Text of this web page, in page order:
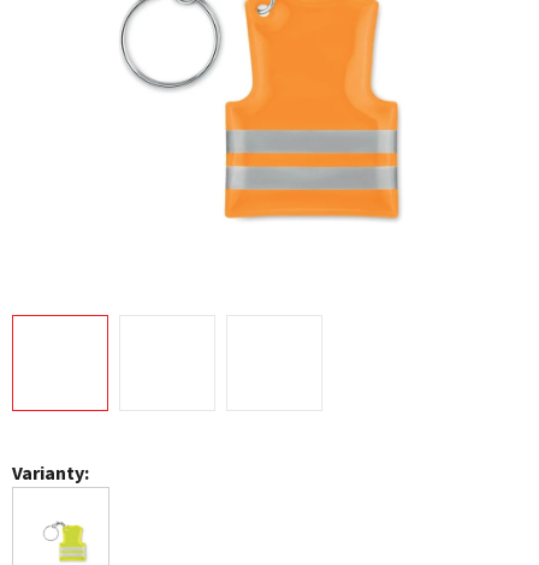
Varianty: